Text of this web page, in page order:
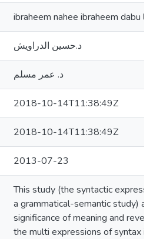
ibraheem nahee ibraheem dabu
د.حسين الدراويش
د. عمر مسلم
2018-10-14T11:38:49Z
2018-10-14T11:38:49Z
2013-07-23
This study (the syntactic
a grammatical-semantic study)
significance of meaning and
the multi expressions of syntax